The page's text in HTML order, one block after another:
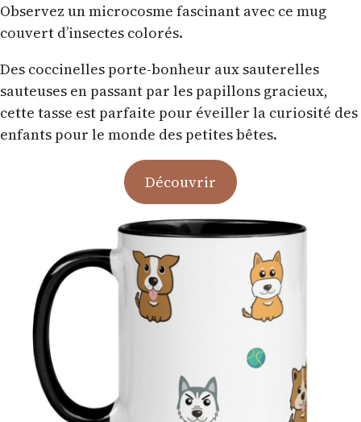
Observez un microcosme fascinant avec ce mug
couvert d’insectes colorés.
Des coccinelles porte-bonheur aux sauterelles
sauteuses en passant par les papillons gracieux,
cette tasse est parfaite pour éveiller la curiosité des
enfants pour le monde des petites bêtes.
Découvrir